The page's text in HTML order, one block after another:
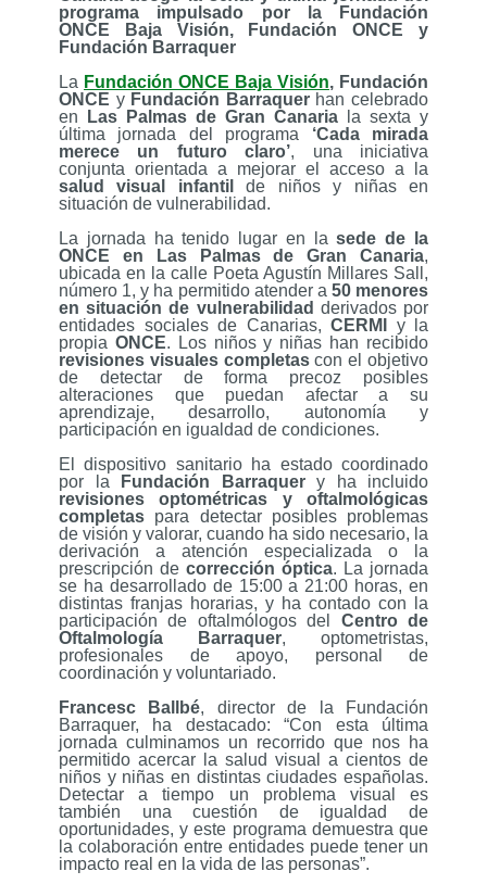
programa impulsado por la Fundación
ONCE Baja Visión, Fundación ONCE y
Fundación Barraquer
La Fundación ONCE Baja Visión, Fundación
ONCE y Fundación Barraquerhan celebrado
en
Las Palmas de Gran Canaria la sexta y
última jornada del programa ‘Cada mirada
merece un futuro claro’, una iniciativa
conjunta orientada a mejorar el acceso a la
salud visual infantil
de niños y niñas en
situación de vulnerabilidad.
La jornada ha tenido lugar en lasede de la
ONCE en Las Palmas de Gran Canaria,
ubicada en la calle Poeta Agustín Millares Sall,
número 1, y ha permitido atender a 50 menores
en situación de vulnerabilidad derivados por
entidades sociales de Canarias, CERMI
y la
propia ONCE. Los niños y niñas han recibido
revisiones visuales completascon el objetivo
de detectar de forma precoz posibles
alteraciones que puedan afectar a su
aprendizaje, desarrollo, autonomía y
participación en igualdad de condiciones.
El dispositivo sanitario ha estado coordinado
por la
Fundación Barraquery ha incluido
revisiones optométricas y oftalmológicas
completas para detectar posibles problemas
de visión y valorar, cuando ha sido necesario, la
derivación a atención especializada o la
prescripción de corrección óptica. La jornada
se ha desarrollado de 15:00 a 21:00 horas, en
distintas franjas horarias, y ha contado con la
participación de oftalmólogos del Centro de
Oftalmología Barraquer, optometristas,
profesionales de apoyo, personal de
coordinación y voluntariado.
Francesc Ballbé, director de la Fundación
Barraquer, ha destacado: “Con esta última
jornada culminamos un recorrido que nos ha
permitido acercar la salud visual a cientos de
niños y niñas en distintas ciudades españolas.
Detectar a tiempo un problema visual es
también una cuestión de igualdad de
oportunidades, y este programa demuestra que
la colaboración entre entidades puede tener un
impacto real en la vida de las personas”.